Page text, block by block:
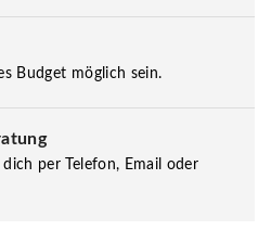
Budget möglich sein.
per Telefon, Email oder